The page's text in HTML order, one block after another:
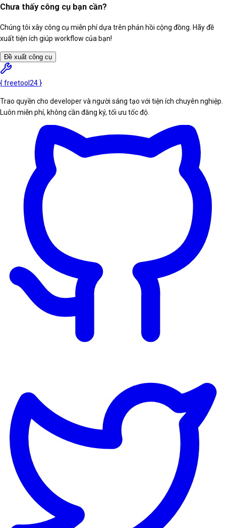
Chưa thấy công cụ bạn cần?
Chúng tôi xây công cụ miễn phí dựa trên phản hồi cộng đồng. Hãy đề
xuất tiện ích giúp workflow của bạn!
Đề xuất công cụ
{freetool 24 }
Trao quyền cho developer và người sáng tạo với tiện ích chuyên nghiệp.
Luôn miễn phí, không cần đăng ký, tối ưu tốc độ.